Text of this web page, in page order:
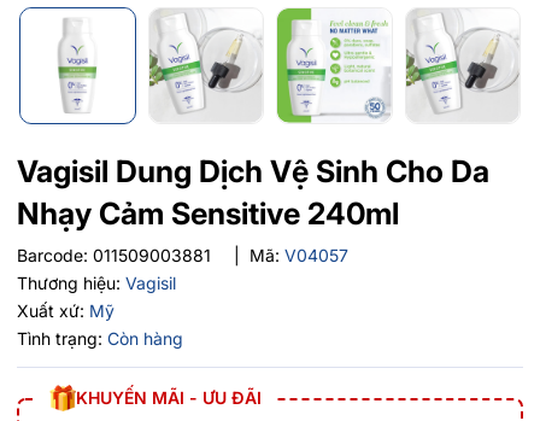
Vagisil Dung Dịch Vệ Sinh Cho Da
Nhạy Cảm Sensitive 240ml
Barcode: 011509003881 Mã: V04057
Thương hiệu: Vagisil
Xuất xứ: Mỹ
Tình trạng: Còn hàng
KHUYẾN MÃI - ƯU ĐÃI